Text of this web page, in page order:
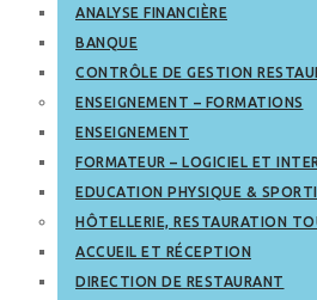
ANALYSE FINANCIÈRE
BANQUE
CONTRÔLE DE GESTION
ENSEIGNEMENT – FORMATIONS
ENSEIGNEMENT
FORMATEUR – LOGICIEL ET
EDUCATION PHYSIQUE &
HÔTELLERIE, RESTAURATION
ACCUEIL ET RÉCEPTION
DIRECTION DE RESTAURANT